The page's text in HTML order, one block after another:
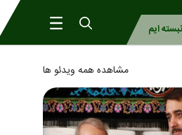
نبسته ایم
مشاهده همه ویدئو ها